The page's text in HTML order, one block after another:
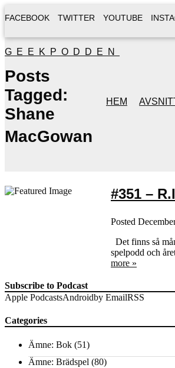
FACEBOOK TWITTER YOUTUBE
GEEKPODDEN
HEM
Posts
Tagged:
Shane
MacGowan
#351 –
Posted
Det finns så
spelpodd och
more »
Subscribe to Podcast
Apple PodcastsAndroidby EmailRSS
Categories
Ämne: Bok (51)
Ämne: Brädspel (80)